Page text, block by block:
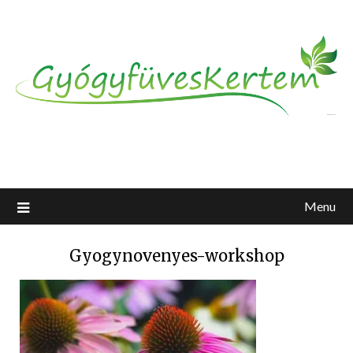
Menu
Gyogynovenyes-workshop